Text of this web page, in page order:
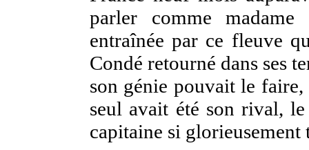
parler comme
entraînée par ce fleuve
Condé retourné dans ses
son génie pouvait le
seul avait été son rival,
capitaine si glorieusement